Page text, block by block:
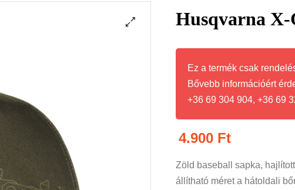
Husqvarna X-
Ez a termék csak
Bővebb információért
+36 69 304 904, +36 69
4.900 Ft
Zöld baseball sapka,
állítható méret a hátoldali